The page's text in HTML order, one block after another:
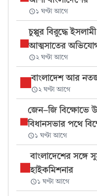
১ ঘণ্টা আগে
চুপ্পুর বিরুদ্ধে
আত্মসাতের
২ ঘণ্টা আগে
বাংলাদেশ আর
২ ঘণ্টা আগে
জেন-জি বিক্ষোভে
বিধানসভার পথে
১ ঘণ্টা আগে
বাংলাদেশের সঙ্গে
হাইকমিশনার
১ ঘণ্টা আগে